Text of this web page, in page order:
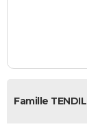
Famille TENDIL